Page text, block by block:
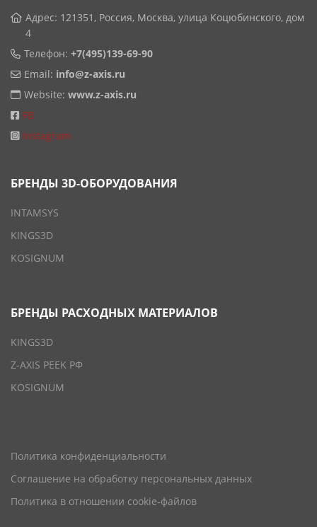
Адрес: 121351, Россия, Москва, улица Коцюбинского, дом
4
Телефон: +7(495)139-69-90
Email: info@z-axis.ru
Website: www.z-axis.ru
FB
Instagram
БРЕНДЫ 3D-ОБОРУДОВАНИЯ
INTAMSYS
KINGS3D
KOSIGNUM
БРЕНДЫ РАСХОДНЫХ МАТЕРИАЛОВ
KINGS3D
Z-AXIS PEEK РФ
KOSIGNUM
Политика конфиденциальности
Соглашение на обработку персональных данных
Политика в отношении cookie-файлов